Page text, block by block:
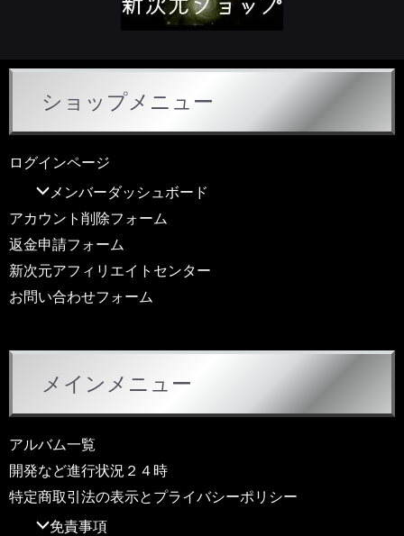
ショップメニュー
ログインページ
メンバーダッシュボード
アカウント削除フォーム
返金申請フォーム
新次元アフィリエイトセンター
お問い合わせフォーム
メインメニュー
アルバム一覧
開発など進行状況２４時
特定商取引法の表示とプライバシーポリシー
免責事項